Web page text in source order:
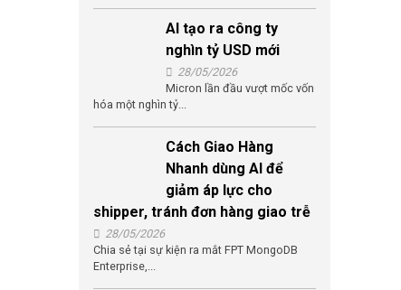
AI tạo ra công ty
nghìn tỷ USD mới
28/05/2026
Micron lần đầu vượt mốc vốn
hóa một nghìn tỷ...
Cách Giao Hàng
Nhanh dùng AI để
giảm áp lực cho
shipper, tránh đơn hàng giao trễ
28/05/2026
Chia sẻ tại sự kiện ra mắt FPT MongoDB
Enterprise,...